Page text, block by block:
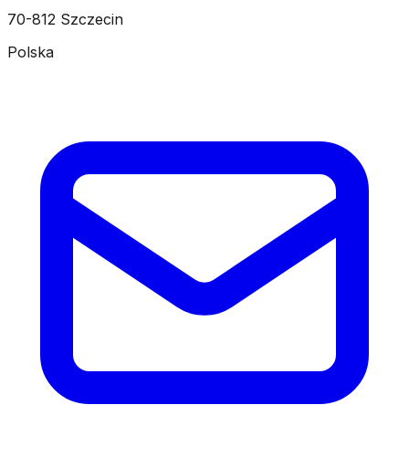
70-812 Szczecin
Polska